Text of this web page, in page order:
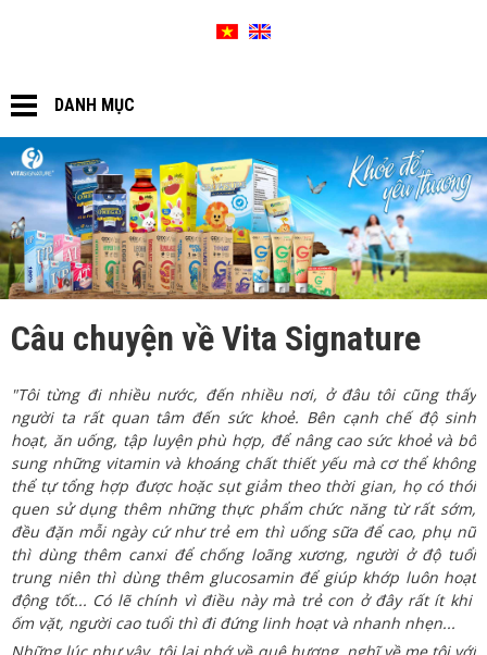
DANH MỤC
Câu chuyện về Vita Signature
"Tôi từng đi nhiều nước, đến nhiều nơi, ở đâu tôi cũng thấy
người ta rất quan tâm đến sức khoẻ. Bên cạnh chế độ sinh
hoạt, ăn uống, tập luyện phù hợp, để nâng cao sức khoẻ và bổ
sung những vitamin và khoáng chất thiết yếu mà cơ thể không
thể tự tổng hợp được hoặc sụt giảm theo thời gian, họ có thói
quen sử dụng thêm những thực phẩm chức năng từ rất sớm,
đều đặn mỗi ngày cứ như trẻ em thì uống sữa để cao, phụ nữ
thì dùng thêm canxi để chống loãng xương, người ở độ tuổi
trung niên thì dùng thêm glucosamin để giúp khớp luôn hoạt
động tốt... Có lẽ chính vì điều này mà trẻ con ở đây rất ít khi
ốm vặt, người cao tuổi thì đi đứng linh hoạt và nhanh nhẹn...